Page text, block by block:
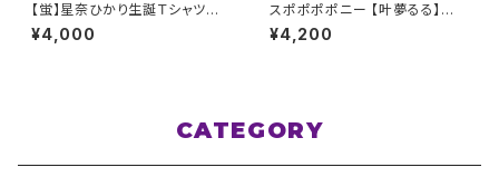
【蛍】星奈ひかり生誕Ｔシャツ
M〜XLサイズ
¥4,000
スポポポポニー 【叶夢るる】生
誕祭Tシャツ ブラック XXL〜XX
XLサイズ
¥4,200
CATEGORY